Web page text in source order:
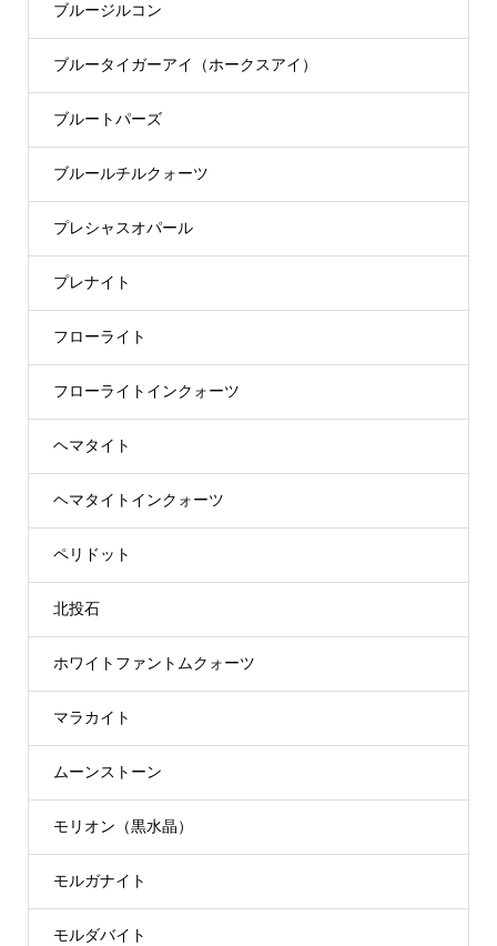
ブルージルコン
ブルータイガーアイ（ホークスアイ）
ブルートパーズ
ブルールチルクォーツ
プレシャスオパール
プレナイト
フローライト
フローライトインクォーツ
ヘマタイト
ヘマタイトインクォーツ
ペリドット
北投石
ホワイトファントムクォーツ
マラカイト
ムーンストーン
モリオン（黒水晶）
モルガナイト
モルダバイト